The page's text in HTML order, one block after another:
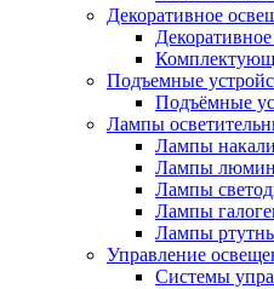
Декоративное
Подъемные
Подъёмные
Лампы
Лампы
Лампы
Лампы
Лампы
Лампы
Управление
Системы